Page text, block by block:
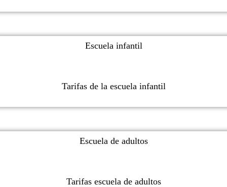
Escuela infantil
Tarifas de la escuela infantil
Escuela de adultos
Tarifas escuela de adultos